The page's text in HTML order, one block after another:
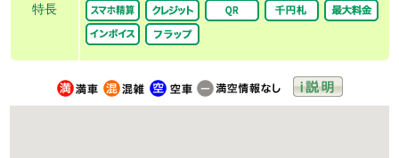
特長